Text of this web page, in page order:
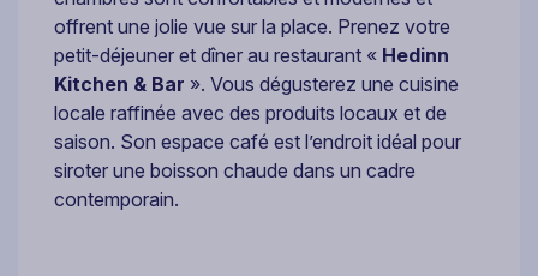
offrent une jolie vue sur la place. Prenez votre
petit-déjeuner et dîner au restaurant « Hedinn
Kitchen & Bar ». Vous dégusterez une cuisine
locale raffinée avec des produits locaux et de
saison. Son espace café est l’endroit idéal pour
siroter une boisson chaude dans un cadre
contemporain.